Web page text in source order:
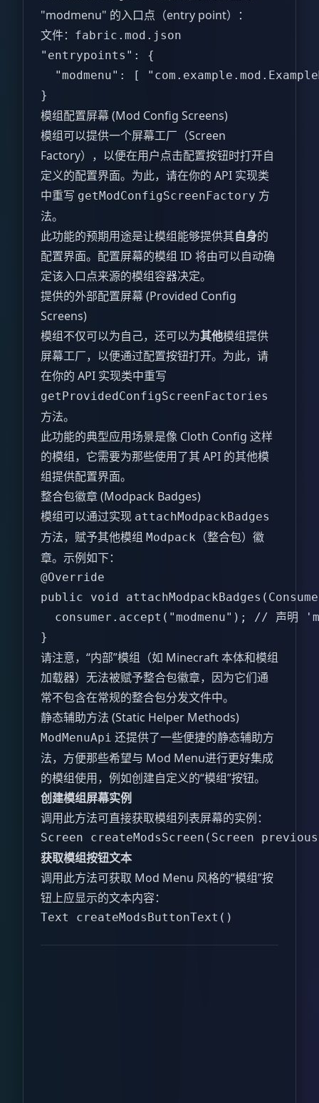
"modmenu" 的入口点（entry point）：
文件：
fabric.mod.json
"entrypoints": {
"modmenu": [
}
模组配置屏幕 (Mod Config Screens)
模组可以提供一个屏幕工厂（Screen
Factory），以便在用户点击配置按钮时打开自
定义的配置界面。为此，请在你的 API 实现类
中重写 getModConfigScreenFactory 方
法。
此功能的预期用途是让模组能够提供其自身的
配置界面。配置屏幕的模组 ID 将由可以自动确
定该入口点来源的模组容器决定。
提供的外部配置屏幕 (Provided Config
Screens)
模组不仅可以为自己，还可以为其他模组提供
屏幕工厂，以便通过配置按钮打开。为此，请
在你的 API 实现类中重写
getProvidedConfigScreenFactories
方法。
此功能的典型应用场景是像 Cloth Config 这样
的模组，它需要为那些使用了其 API 的其他模
组提供配置界面。
整合包徽章 (Modpack Badges)
模组可以通过实现 attachModpackBadges
方法，赋予其他模组 Modpack
（整合包）徽
章。示例如下：
@Override
public void
consumer.accept("modmenu"); // 声明
}
请注意，“内部”模组（如 Minecraft 本体和模组
加载器）无法被赋予整合包徽章，因为它们通
常不包含在常规的整合包分发文件中。
静态辅助方法 (Static Helper Methods)
ModMenuApi 还提供了一些便捷的静态辅助方
法，方便那些希望与 Mod Menu进行更好集成
的模组使用，例如创建自定义的“模组”按钮。
创建模组屏幕实例
调用此方法可直接获取模组列表屏幕的实例：
Screen createModsScreen(Screen
获取模组按钮文本
调用此方法可获取 Mod Menu 风格的“模组”按
钮上应显示的文本内容：
Text createModsButtonText()